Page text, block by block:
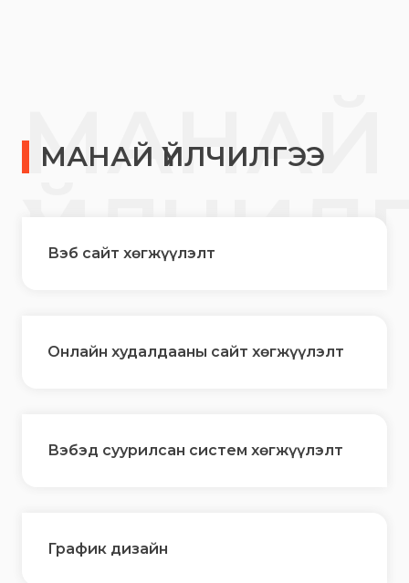
МАНАЙ ҮЙЛЧИЛГЭЭ
МАНАЙ
Вэб сайт хөгжүүлэлт
Онлайн худалдааны сайт хөгжүүлэлт
Вэбэд суурилсан систем хөгжүүлэлт
График дизайн